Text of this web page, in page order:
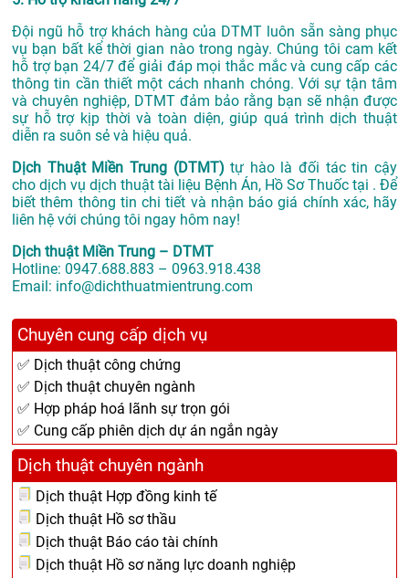
Đội ngũ hỗ trợ khách hàng của DTMT luôn sẵn sàng phục
vụ bạn bất kể thời gian nào trong ngày. Chúng tôi cam kết
hỗ trợ bạn 24/7 để giải đáp mọi thắc mắc và cung cấp các
thông tin cần thiết một cách nhanh chóng. Với sự tận tâm
và chuyên nghiệp, DTMT đảm bảo rằng bạn sẽ nhận được
sự hỗ trợ kịp thời và toàn diện, giúp quá trình dịch thuật
diễn ra suôn sẻ và hiệu quả.
Dịch Thuật Miền Trung (DTMT) tự hào là đối tác tin cậy
cho dịch vụ dịch thuật tài liệu Bệnh Án, Hồ Sơ Thuốc tại . Để
biết thêm thông tin chi tiết và nhận báo giá chính xác, hãy
liên hệ với chúng tôi ngay hôm nay!
Dịch thuật Miền Trung – DTMT
Hotline: 0947.688.883 – 0963.918.438
Email: info@dichthuatmientrung.com
Chuyên cung cấp dịch vụ
✅ Dịch thuật công chứng
✅ Dịch thuật chuyên ngành
✅ Hợp pháp hoá lãnh sự trọn gói
✅ Cung cấp phiên dịch dự án ngắn ngày
Dịch thuật chuyên ngành
Dịch thuật Hợp đồng kinh tế
Dịch thuật Hồ sơ thầu
Dịch thuật Báo cáo tài chính
Dịch thuật Hồ sơ năng lực doanh nghiệp